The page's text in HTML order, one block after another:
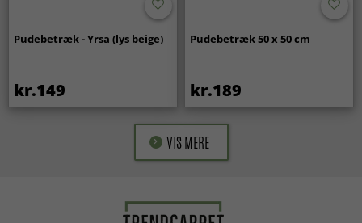
Pudebetræk - Yrsa (lys beige)
kr.149
Pudebetræk 50 x 50 cm
kr.189
VIS MERE